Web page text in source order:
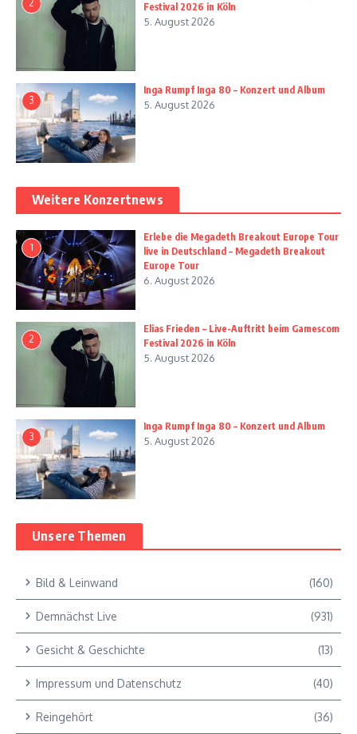
2
Festival 2026 in Köln
5. August 2026
3
Inga Rumpf Inga 80 – Konzert und Album
5. August 2026
Weitere Konzertnews
1
Erlebe die Megadeth Breakout Europe Tour
live in Deutschland – Megadeth Breakout
Europe Tour
6. August 2026
2
Elias Frieden – Live-Auftritt beim Gamescom
Festival 2026 in Köln
5. August 2026
3
Inga Rumpf Inga 80 – Konzert und Album
5. August 2026
Unsere Themen
Bild & Leinwand (160)
Demnächst Live (931)
Gesicht & Geschichte (13)
Impressum und Datenschutz (40)
Reingehört (36)